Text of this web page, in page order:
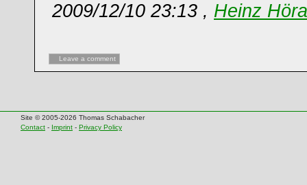
2009/12/10 23:13 , Heinz Höra
Leave a comment
Site © 2005-2026 Thomas Schabacher
Contact - Imprint - Privacy Policy